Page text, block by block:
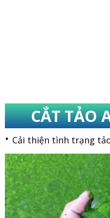
CẮT TẢO
Cải thiện tình trạng